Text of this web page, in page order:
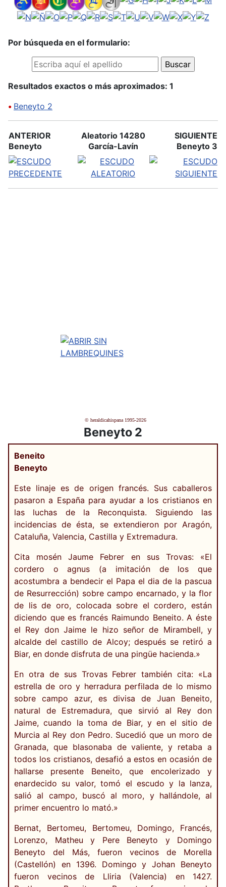
Por búsqueda en el formulario:
Resultados exactos o más aproximados: 1
• Beneyto 2
ANTERIOR
Beneyto
Aleatorio 14280
García-Lavín
SIGUIENTE
Beneyto 3
© heraldicahispana 1995-2026
Beneyto 2
Beneito
Beneyto
Este linaje es de origen francés. Sus caballeros
pasaron a España para ayudar a los cristianos en
las luchas de la Reconquista. Siguiendo las
incidencias de ésta, se extendieron por Aragón,
Cataluña, Valencia, Castilla y Extremadura.
Cita mosén Jaume Febrer en sus Trovas: «El
cordero o agnus (a imitación de los que
acostumbra a bendecir el Papa el dia de la pascua
de Resurrección) sobre campo encarnado, y la flor
de lis de oro, colocada sobre el cordero, están
diciendo que es francés Raimundo Beneito. A éste
el Rey don Jaime le hizo señor de Mirambell, y
alcalde del castillo de Alcoy; después se retiró a
Biar, en donde disfruta de una pingüe hacienda.»
En otra de sus Trovas Febrer también cita: «La
estrella de oro y herradura perfilada de lo mismo
sobre campo azur, es divisa de Juan Beneito,
natural de Estremadura, que sirvió al Rey don
Jaime, cuando la toma de Biar, y en el sitio de
Murcia al Rey don Pedro. Sucedió que un moro de
Granada, que blasonaba de valiente, y retaba a
todos los cristianos, desafió a estos en ocasión de
hallarse presente Beneito, que encolerizado y
enardecido su valor, tomó el escudo y la lanza,
salió al campo, buscó al moro, y hallándole, al
primer encuentro lo mató.»
Bernat, Bertomeu, Bertomeu, Domingo, Francés,
Lorenzo, Matheu y Pere Beneyto y Domingo
Beneyto del Más, fueron vecinos de Morella
(Castellón) en 1396. Domingo y Johan Beneyto
fueron vecinos de Lliria (Valencia) en 1427.